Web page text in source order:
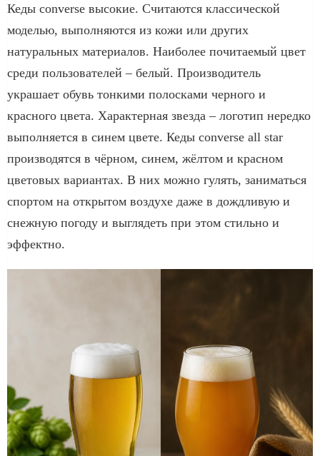
Кеды converse высокие. Считаются классической
моделью, выполняются из кожи или других
натуральных материалов. Наиболее почитаемый цвет
среди пользователей – белый. Производитель
украшает обувь тонкими полосками черного и
красного цвета. Характерная звезда – логотип нередко
выполняется в синем цвете. Кеды converse all star
производятся в чёрном, синем, жёлтом и красном
цветовых вариантах. В них можно гулять, заниматься
спортом на открытом воздухе даже в дождливую и
снежную погоду и выглядеть при этом стильно и
эффектно.